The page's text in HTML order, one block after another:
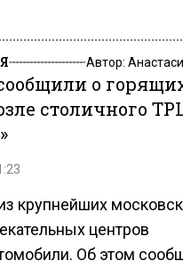
Автор:
о
столичного
крупнейших
центров
Об этом